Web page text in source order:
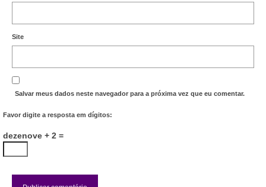
Site
Salvar meus dados neste navegador para a próxima vez que eu comentar.
Favor digite a resposta em dígitos:
dezenove + 2 =